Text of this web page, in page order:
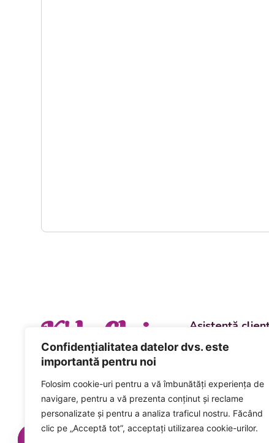
Confidențialitatea datelor dvs. este
importantă pentru noi
Folosim cookie-uri pentru a vă îmbunătăți experiența de
navigare, pentru a vă prezenta conținut și reclame
personalizate și pentru a analiza traficul nostru. Făcând
clic pe „Acceptă tot”, acceptați utilizarea cookie-urilor.
K' la Cluj Asistență
Departament
Comenzi și livrări
+40 746 223
Acceptăm plata